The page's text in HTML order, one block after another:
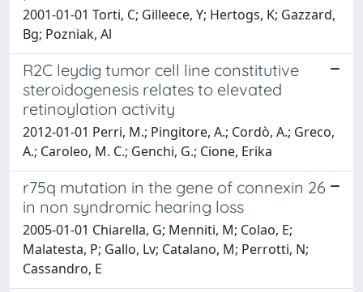
2001-01-01 Torti, C; Gilleece, Y; Hertogs, K; Gazzard,
Bg; Pozniak, Al
R2C leydig tumor cell line constitutive
steroidogenesis relates to elevated
retinoylation activity
2012-01-01 Perri, M.; Pingitore, A.; Cordò, A.; Greco,
A.; Caroleo, M. C.; Genchi, G.; Cione, Erika
r75q mutation in the gene of connexin 26
in non syndromic hearing loss
2005-01-01 Chiarella, G; Menniti, M; Colao, E;
Malatesta, P; Gallo, Lv; Catalano, M; Perrotti, N;
Cassandro, E